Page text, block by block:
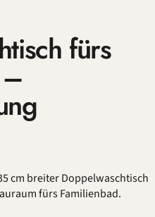
fürs
–
cm breiter Doppelwaschtisch
fürs Familienbad.